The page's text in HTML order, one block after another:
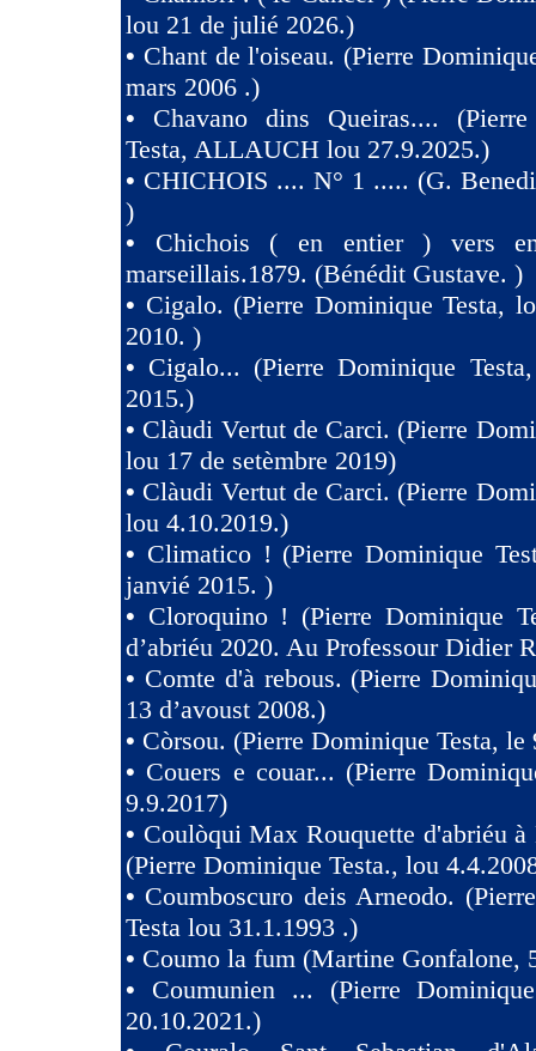
lou 21 de julié 2026.)
• Chant de l'oiseau. (Pierre
mars 2006 .)
• Chavano dins Queiras....
Testa, ALLAUCH lou 27.9.2025.)
• CHICHOIS .... N° 1 ..... (G.
)
• Chichois ( en entier ) vers
marseillais.1879. (Bénédit Gustave. )
• Cigalo. (Pierre Dominique Testa,
2010. )
• Cigalo... (Pierre Dominique
2015.)
• Clàudi Vertut de Carci. (Pierre
lou 17 de setèmbre 2019)
• Clàudi Vertut de Carci. (Pierre
lou 4.10.2019.)
• Climatico ! (Pierre Dominique
janvié 2015. )
• Cloroquino ! (Pierre Dominique
d’abriéu 2020. Au Professour Didier
• Comte d'à rebous. (Pierre
13 d’avoust 2008.)
• Còrsou. (Pierre Dominique Testa, le
• Couers e couar... (Pierre
9.9.2017)
• Coulòqui Max Rouquette d'abriéu
(Pierre Dominique Testa., lou
• Coumboscuro deis Arneodo.
Testa lou 31.1.1993 .)
• Coumo la fum (Martine Gonfalone,
• Coumunien ... (Pierre
20.10.2021.)